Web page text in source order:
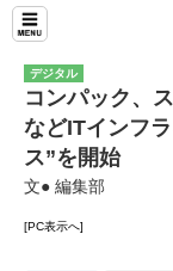
デジタル
コンパック、
などITインフ
ス”を開始
文● 編集部
[PC表示へ]